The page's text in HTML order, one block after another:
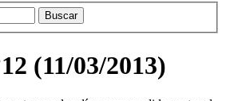
(11/03/2013)